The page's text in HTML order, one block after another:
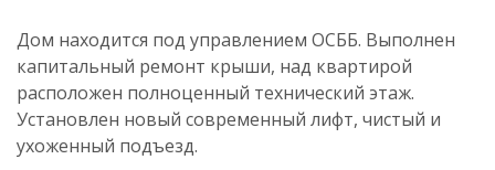
Дом находится под управлением ОСББ. Выполнен
капитальный ремонт крыши, над квартирой
расположен полноценный технический этаж.
Установлен новый современный лифт, чистый и
ухоженный подъезд.